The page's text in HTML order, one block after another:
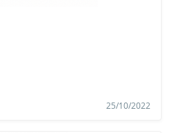
25/10/2022